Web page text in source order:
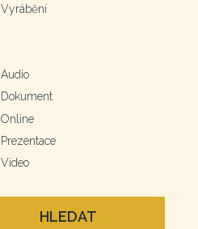
Vyrábění
Audio
Dokument
Online
Prezentace
Video
HLEDAT